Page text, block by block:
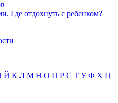
Где отдохнуть с ребенком?
Й К Л М Н О П Р С Т У Ф X Ц